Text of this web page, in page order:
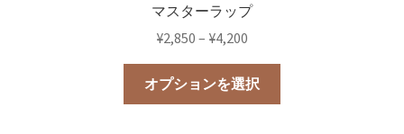
マスターラップ
¥2,850 – ¥4,200
格
帯:
¥2,850
オプションを選択